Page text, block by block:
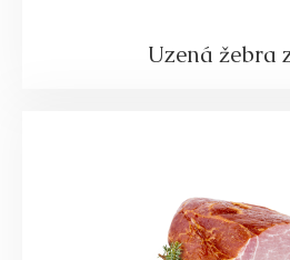
Uzená žebra